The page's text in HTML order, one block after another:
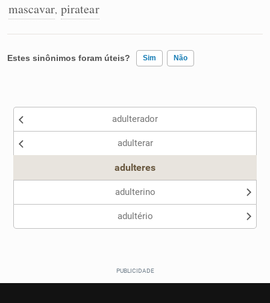
mascavar, piratear
Estes sinônimos foram úteis? Sim Não
Nenhum dos sinônimos apresentados me ajudou
adulterador
adulterar
adulteres
adulterino
adultério